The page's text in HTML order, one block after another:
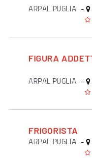
ARPAL PUGLIA -
ARPAL PUGLIA -
FRIGORISTA
ARPAL PUGLIA -